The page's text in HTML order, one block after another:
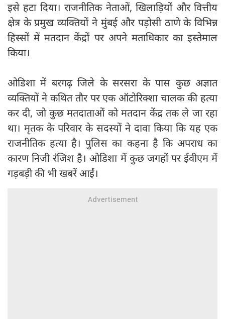
इसे हटा दिया। राजनीतिक नेताओं, खिलाड़ियों और वित्तीय
क्षेत्र के प्रमुख व्यक्तियों ने मुंबई और पड़ोसी ठाणे के विभिन्न
हिस्सों में मतदान केंद्रों पर अपने मताधिकार का इस्तेमाल
किया।
ओडिशा में बरगढ़ जिले के सरसरा के पास कुछ अज्ञात
व्यक्तियों ने कथित तौर पर एक ऑटोरिक्शा चालक की हत्या
कर दी, जो कुछ मतदाताओं को मतदान केंद्र तक ले जा रहा
था। मृतक के परिवार के सदस्यों ने दावा किया कि यह एक
राजनीतिक हत्या है। पुलिस का कहना है कि अपराध का
कारण निजी रंजिश है। ओडिशा में कुछ जगहों पर ईवीएम में
गड़बड़ी की भी खबरें आईं।